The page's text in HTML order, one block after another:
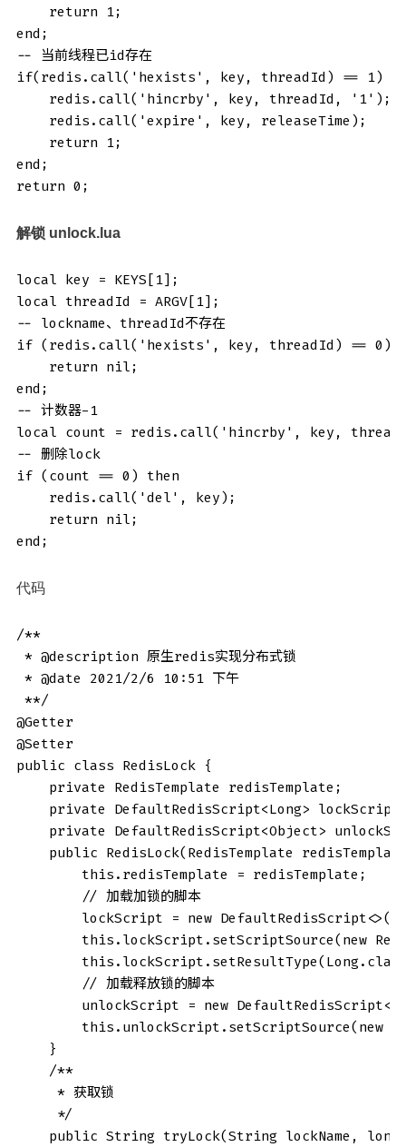
    return 1;
end;
-- 当前线程已id存在
if(redis.call('hexists', key, threadId) == 1)
    redis.call('hincrby', key, threadId, '1');
    redis.call('expire', key, releaseTime);
    return 1;
end;
return 0;
解锁 unlock.lua
local key = KEYS[1];
local threadId = ARGV[1];
-- lockname、threadId不存在
if (redis.call('hexists', key, threadId) == 0)
    return nil;
end;
-- 计数器-1
local count = redis.call('hincrby', key,
-- 删除lock
if (count == 0) then
    redis.call('del', key);
    return nil;
end;
代码
/**
* @description 原生redis实现分布式锁
* @date 2021/2/6 10:51 下午
**/
@Getter
@Setter
public class RedisLock {
    private RedisTemplate redisTemplate;
private DefaultRedisScript<Long>
private DefaultRedisScript<Object>
public RedisLock(RedisTemplate
        this.redisTemplate = redisTemplate;
        // 加载加锁的脚本
lockScript = new
this.lockScript.setScriptSource(new
        // 加载释放锁的脚本
unlockScript = new
this.unlockScript.setScriptSource(new
    }
    /**
     * 获取锁
     */
public String tryLock(String lockName, long